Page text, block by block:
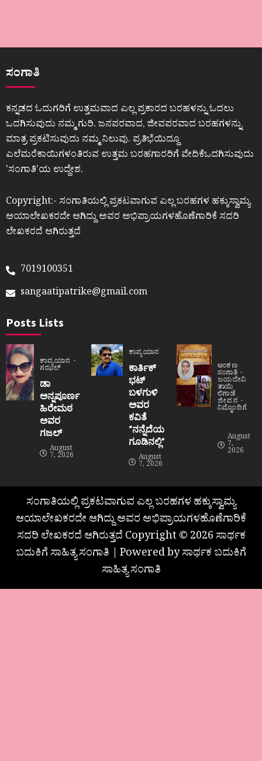
ಸಂಗಾತಿ
ಕನ್ನಡದ ಓದುಗರಿಗೆ ಉತ್ತಮವಾದ ಎಲ್ಲ ಪ್ರಕಾರದ ಬರಹಳನ್ನು ಓದಲು
ಒದಗಿಸುವುದು ನಮ್ಮ ಗುರಿ. ಜನಪರವಾದ, ಜೀವಪರವಾದ ಬರಹಗಳನ್ನು
ಮಾತ್ರ ಪ್ರಕಟಿಸುವುದು ನಮ್ಮ ನಿಲುವು. ಪ್ರತಿಭೆಯಿದ್ದೂ
ಎಲೆಮರೆಕಾಯಿಗಳಂತಿರುವ ಉತ್ತಮ ಬರಹಗಾರರಿಗೆ ವೇದಿಕೆಒದಗಿಸುವುದು
ʼಸಂಗಾತಿʼಯ ಉದ್ದೇಶ.
Copyright:- ಸಂಗಾತಿಯಲ್ಲಿ ಪ್ರಕಟವಾಗುವ ಎಲ್ಲ ಬರಹಗಳ ಹಕ್ಕುಸ್ವಾಮ್ಯ
ಆಯಾಲೇಖಕರದೇ ಆಗಿದ್ದು ಅವರ ಅಭಿಪ್ರಾಯಗಳಹೊಣೆಗಾರಿಕೆ ಸದರಿ
ಲೇಖಕರದೆ ಆಗಿರುತ್ತದೆ
7019100351
sangaatipatrike@gmail.com
Posts Lists
ಕಾವ್ಯಯಾನ
ಗಝಲ್
ಡಾ
ಅನ್ನಪೂರ್ಣ
ಹಿರೇಮಠ
ಅವರ
ಗಜಲ್
August
7, 2026
ಕಾವ್ಯಯಾನ
ಕಾರ್ತಿಕ್
ಭಟ್
ಬಳಗುಳಿ
ಅವರ
ಕವಿತೆ
“ನನ್ನೆದೆಯ
ಗೂಡಿನಲ್ಲಿ”
August
7, 2026
ಅಂಕಣ
ಸಂಗಾತಿ
ಜಯದೇವಿ
ತಾಯಿ
ಲಿಗಾಡೆ
ಜೀವನ
ನಿಮ್ಮೊಂದಿಗೆ
August
7,
2026
ಸಂಗಾತಿಯಲ್ಲಿ ಪ್ರಕಟವಾಗುವ ಎಲ್ಲ ಬರಹಗಳ ಹಕ್ಕುಸ್ವಾಮ್ಯ
ಆಯಾಲೇಖಕರದೇ ಆಗಿದ್ದು ಅವರ ಅಭಿಪ್ರಾಯಗಳಹೊಣೆಗಾರಿಕೆ
ಸದರಿ ಲೇಖಕರದೆ ಆಗಿರುತ್ತದೆ Copyright © 2026 ಸಾರ್ಥಕ
ಬದುಕಿಗೆ ಸಾಹಿತ್ಯ ಸಂಗಾತಿ | Powered by ಸಾರ್ಥಕ ಬದುಕಿಗೆ
ಸಾಹಿತ್ಯ ಸಂಗಾತಿ